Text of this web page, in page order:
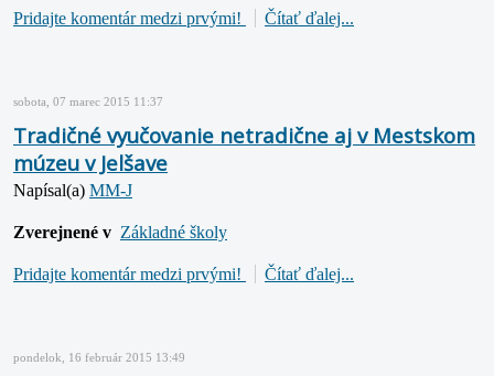
Pridajte komentár medzi prvými! Čítať ďalej...
sobota, 07 marec 2015 11:37
Tradičné vyučovanie netradične aj v Mestskom
múzeu v Jelšave
Napísal(a) MM-J
Zverejnené v Základné školy
Pridajte komentár medzi prvými! Čítať ďalej...
pondelok, 16 február 2015 13:49